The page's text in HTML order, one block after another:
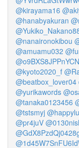
@kirayama16
@hanabyakuran
@nanaironokibou
@amuamu032
@kyoto2020_f
@beatbox_lover04
@yurikawords
@tanaka0123456
@tstsmyj
@pr4juV